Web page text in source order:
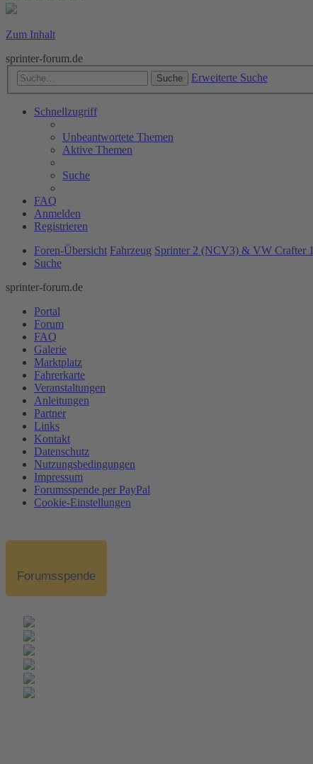
Zum Inhalt
sprinter-forum.de
Suche Erweiterte Suche
Schnellzugriff
Unbeantwortete Themen
Aktive Themen
Suche
FAQ
Anmelden
Registrieren
Foren-Übersicht Fahrzeug Sprinter 2 (NCV3) & VW Crafter 1
Suche
sprinter-forum.de
Portal
Forum
FAQ
Galerie
Marktplatz
Fahrerkarte
Veranstaltungen
Anleitungen
Partner
Links
Kontakt
Datenschutz
Nutzungsbedingungen
Impressum
Forumsspende per PayPal
Cookie-Einstellungen
Forumsspende